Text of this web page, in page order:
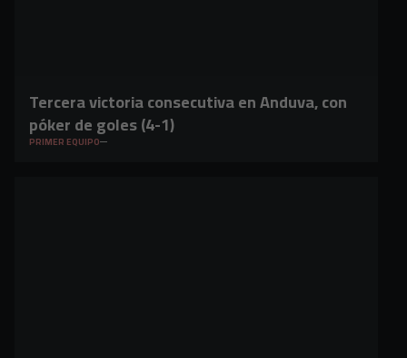
Tercera victoria consecutiva en Anduva, con
póker de goles (4-1)
PRIMER EQUIPO